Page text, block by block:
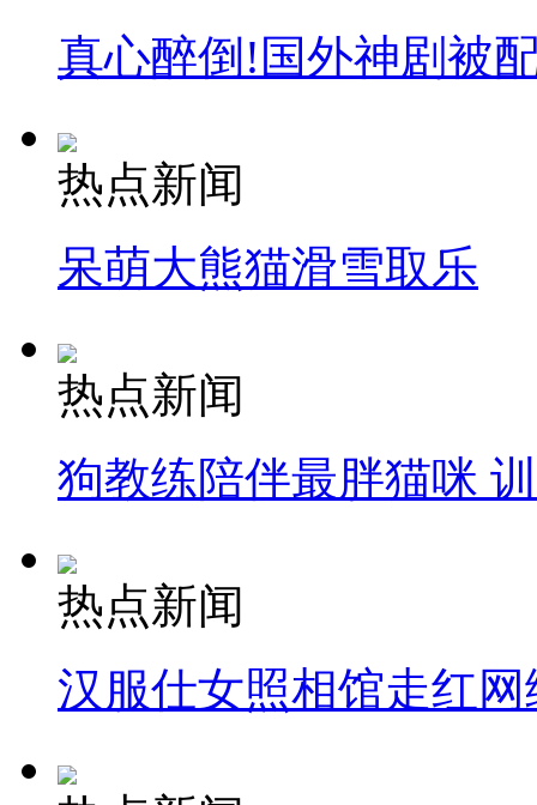
真心醉倒!国外神剧被
热点新闻
呆萌大熊猫滑雪取乐
热点新闻
狗教练陪伴最胖猫咪
热点新闻
汉服仕女照相馆走红网